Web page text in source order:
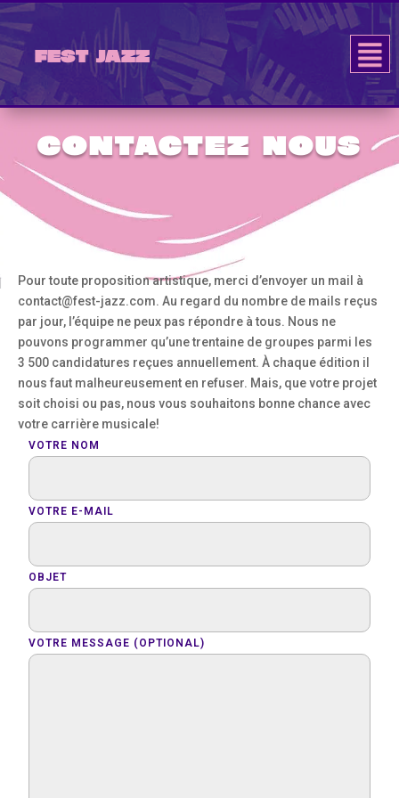
Fest Jazz
CONTACTEZ NOUS
Pour toute proposition artistique, merci d’envoyer un mail à
contact@fest-jazz.com. Au regard du nombre de mails reçus
par jour, l’équipe ne peux pas répondre à tous. Nous ne
pouvons programmer qu’une trentaine de groupes parmi les
3 500 candidatures reçues annuellement. À chaque édition il
nous faut malheureusement en refuser. Mais, que votre projet
soit choisi ou pas, nous vous souhaitons bonne chance avec
votre carrière musicale!
VOTRE NOM
VOTRE E-MAIL
OBJET
VOTRE MESSAGE (OPTIONAL)